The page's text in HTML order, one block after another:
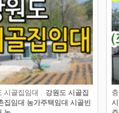
시골집임대
강원도 시골집
집임대 농가주택임대 시골빈